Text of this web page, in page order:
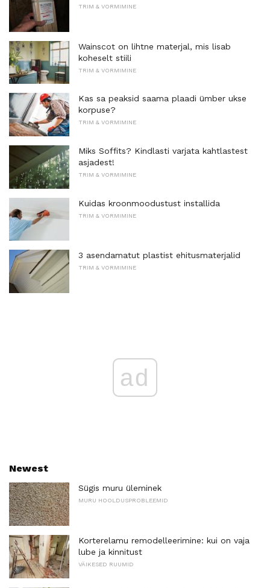
TRIM & VORMIMINE
Wainscot on lihtne materjal, mis lisab
koheselt stiili
TRIM & VORMIMINE
Kas sa peaksid saama plaadi ümber ukse
korpuse?
TRIM & VORMIMINE
Miks Soffits? Kindlasti varjata kahtlastest
asjadest!
TRIM & VORMIMINE
Kuidas kroonmoodustust installida
TRIM & VORMIMINE
3 asendamatut plastist ehitusmaterjalid
TRIM & VORMIMINE
ad
Newest
Sügis muru üleminek
MURU HOOLDUSPROBLEEMID
Korterelamu remodelleerimine: kui on vaja
lube ja kinnitust
VÄIKESED RUUMID